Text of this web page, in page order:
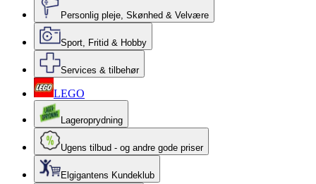
Personlig pleje, Skønhed & Velvære
Sport, Fritid & Hobby
Services & tilbehør
LEGO
Lageroprydning
Ugens tilbud - og andre gode priser
Elgigantens Kundeklub